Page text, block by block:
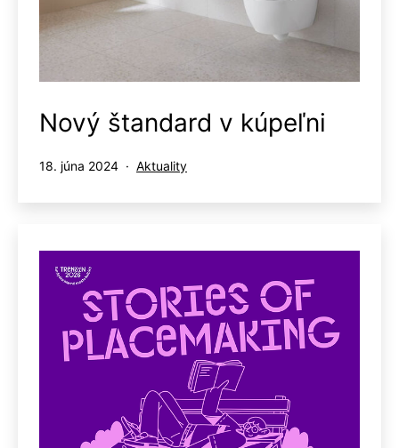
Nový štandard v kúpeľni
Publikované
18. júna 2024
Kategorizované
Aktuality